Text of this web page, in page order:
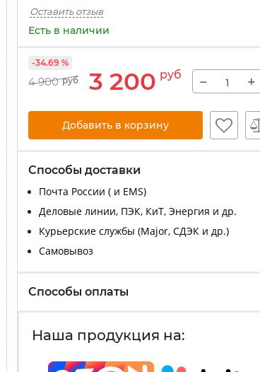
Оставить отзыв
Есть в наличии
4 900 руб 3 200 руб
-34.69 %
− +
Добавить в корзину
Способы доставки
Почта России ( и EMS)
Деловые линии, ПЭК, КиТ, Энергия и др.
Курьерские службы (Major, СДЭК и др.)
Самовывоз
Способы оплаты
Наша продукция на: